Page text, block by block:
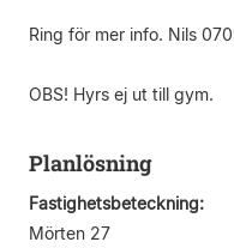
Ring för mer info. Nils
OBS! Hyrs ej ut till gym.
Planlösning
Fastighetsbeteckning:
Mörten 27